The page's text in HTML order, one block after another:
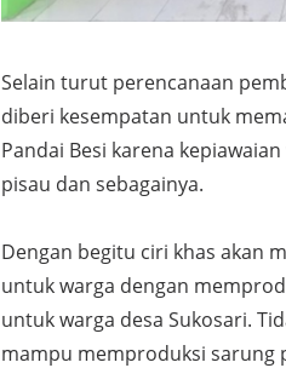
Selain turut perencanaan
diberi kesempatan untuk
Pandai Besi karena
pisau dan sebagainya.
Dengan begitu ciri khas akan
untuk warga dengan
untuk warga desa Sukosari.
mampu memproduksi sarung